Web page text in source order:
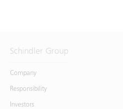
Schindler Group
Company
Responsibility
Investors